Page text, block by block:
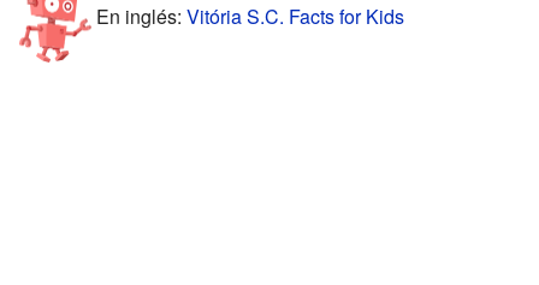
En inglés: Vitória S.C. Facts for Kids